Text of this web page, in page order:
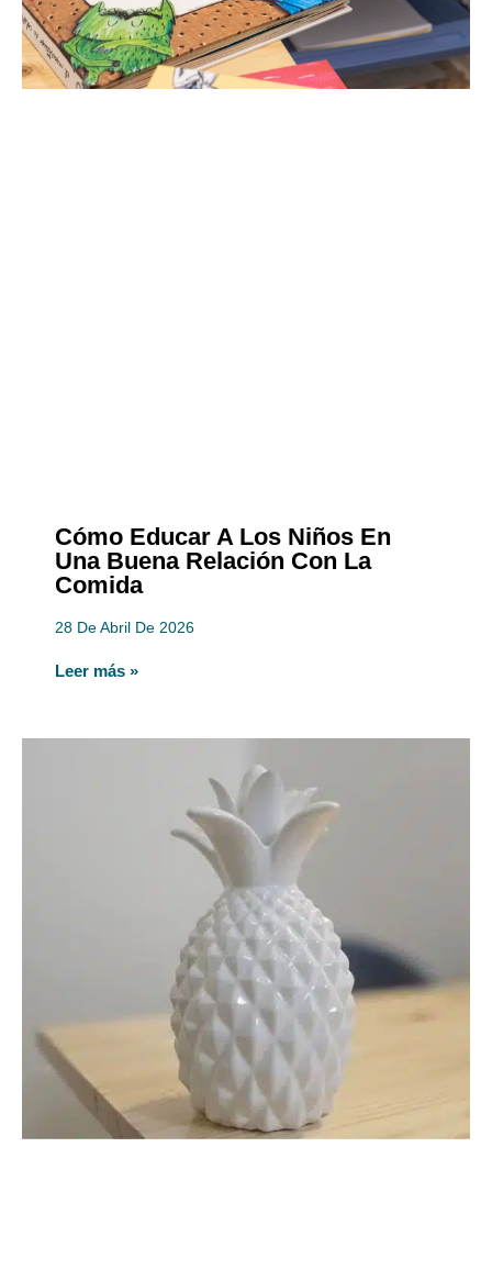
Cómo Educar A Los Niños En
Una Buena Relación Con La
Comida
28 De Abril De 2026
Leer más »